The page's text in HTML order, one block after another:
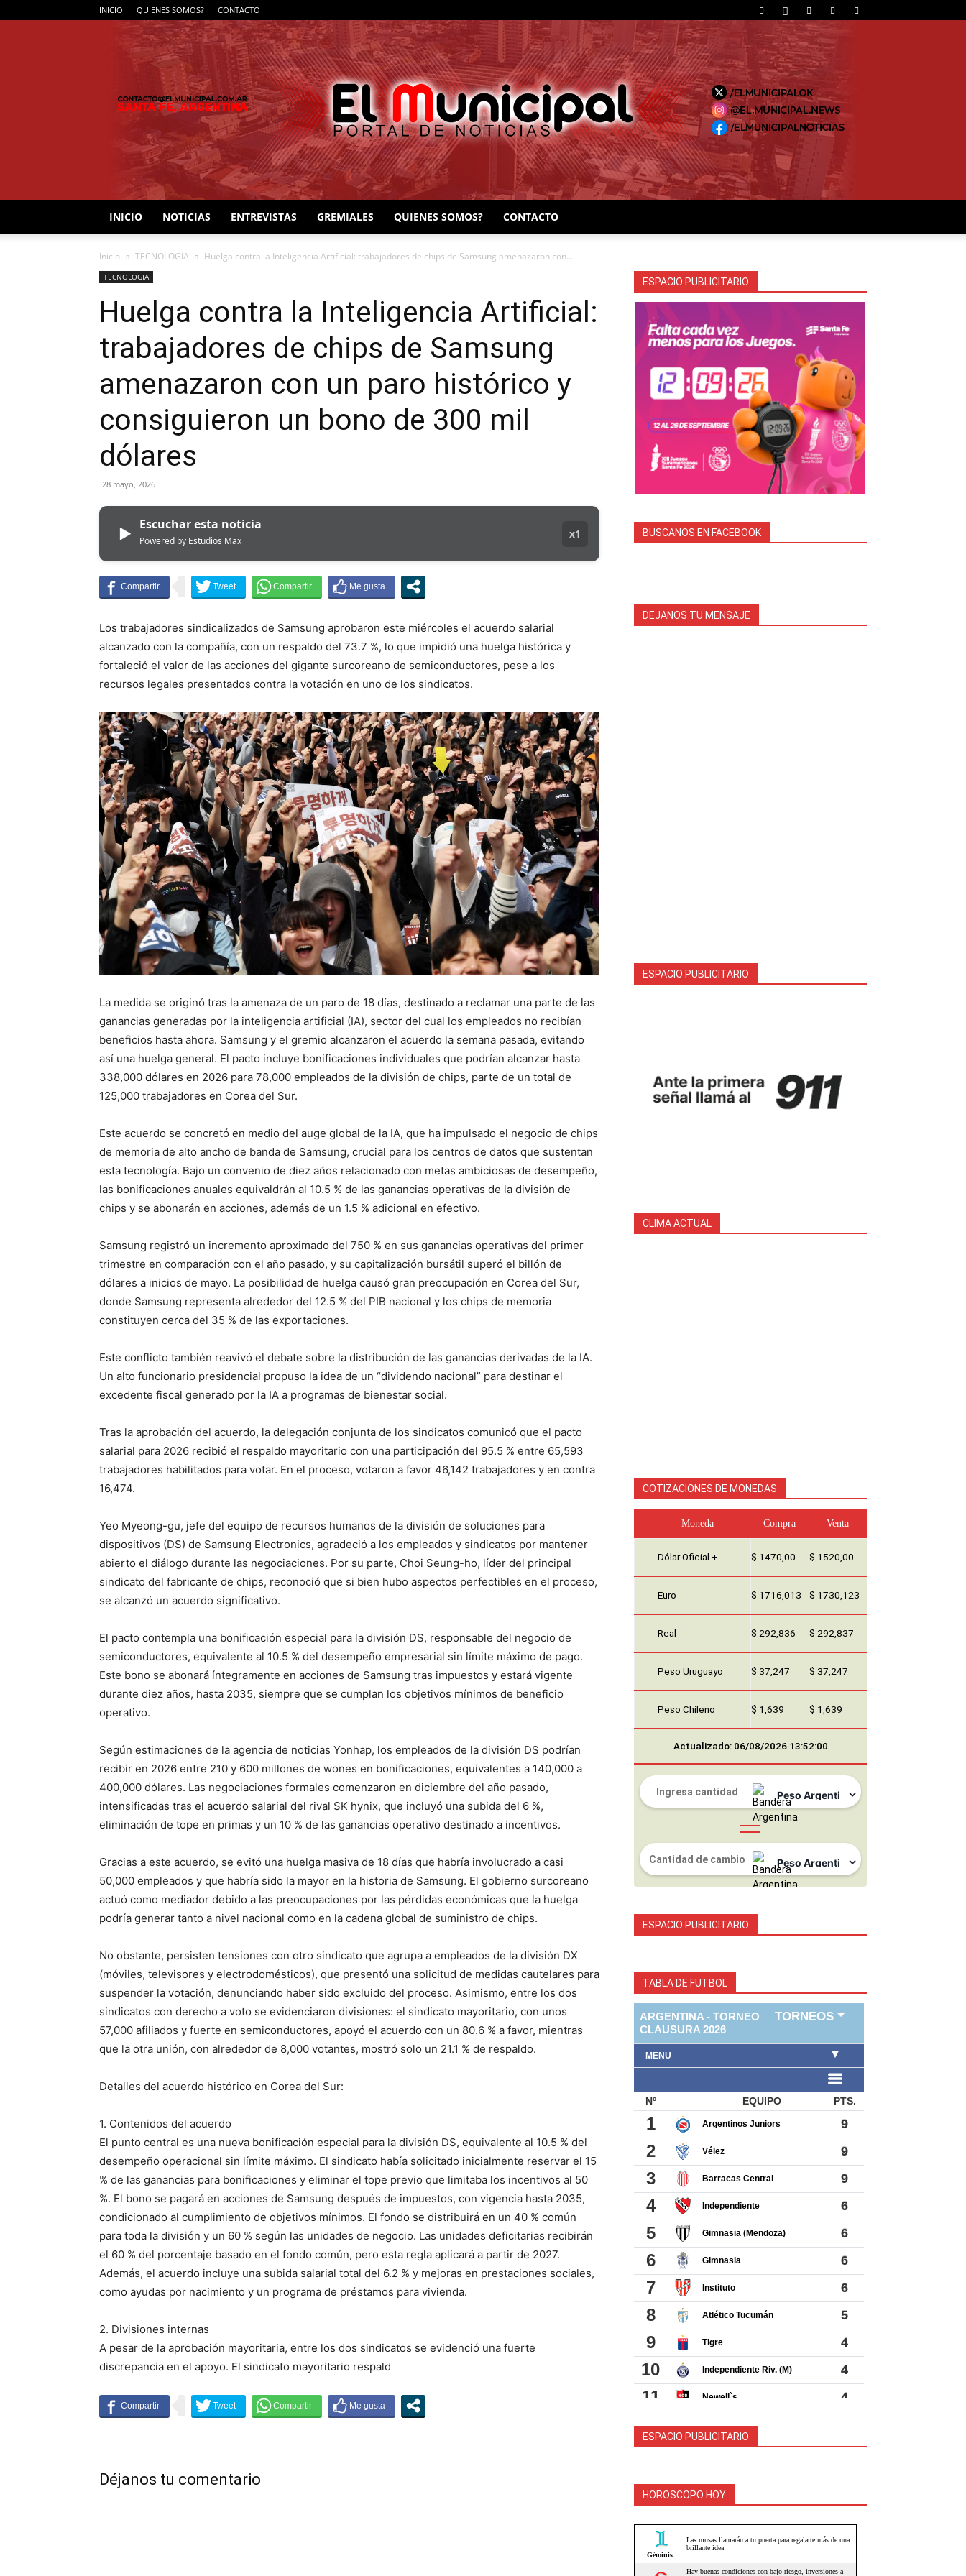
INICIO QUIENES SOMOS? CONTACTO
INICIO NOTICIAS ENTREVISTAS GREMIALES QUIENES SOMOS? CONTACTO
Inicio TECNOLOGIA Huelga contra la Inteligencia Artificial: trabajadores de chips de Samsung amenazaron con...
TECNOLOGIA
Huelga contra la Inteligencia Artificial:
trabajadores de chips de Samsung
amenazaron con un paro histórico y
consiguieron un bono de 300 mil
dólares
28 mayo, 2026
▶ Escuchar esta noticia
Powered by Estudios Max
x1
Los trabajadores sindicalizados de Samsung aprobaron este miércoles el acuerdo salarial
alcanzado con la compañía, con un respaldo del 73.7 %, lo que impidió una huelga histórica y
fortaleció el valor de las acciones del gigante surcoreano de semiconductores, pese a los
recursos legales presentados contra la votación en uno de los sindicatos.
La medida se originó tras la amenaza de un paro de 18 días, destinado a reclamar una parte de las
ganancias generadas por la inteligencia artificial (IA), sector del cual los empleados no recibían
beneficios hasta ahora. Samsung y el gremio alcanzaron el acuerdo la semana pasada, evitando
así una huelga general. El pacto incluye bonificaciones individuales que podrían alcanzar hasta
338,000 dólares en 2026 para 78,000 empleados de la división de chips, parte de un total de
125,000 trabajadores en Corea del Sur.
Este acuerdo se concretó en medio del auge global de la IA, que ha impulsado el negocio de chips
de memoria de alto ancho de banda de Samsung, crucial para los centros de datos que sustentan
esta tecnología. Bajo un convenio de diez años relacionado con metas ambiciosas de desempeño,
las bonificaciones anuales equivaldrán al 10.5 % de las ganancias operativas de la división de
chips y se abonarán en acciones, además de un 1.5 % adicional en efectivo.
Samsung registró un incremento aproximado del 750 % en sus ganancias operativas del primer
trimestre en comparación con el año pasado, y su capitalización bursátil superó el billón de
dólares a inicios de mayo. La posibilidad de huelga causó gran preocupación en Corea del Sur,
donde Samsung representa alrededor del 12.5 % del PIB nacional y los chips de memoria
constituyen cerca del 35 % de las exportaciones.
Este conflicto también reavivó el debate sobre la distribución de las ganancias derivadas de la IA.
Un alto funcionario presidencial propuso la idea de un “dividendo nacional” para destinar el
excedente fiscal generado por la IA a programas de bienestar social.
Tras la aprobación del acuerdo, la delegación conjunta de los sindicatos comunicó que el pacto
salarial para 2026 recibió el respaldo mayoritario con una participación del 95.5 % entre 65,593
trabajadores habilitados para votar. En el proceso, votaron a favor 46,142 trabajadores y en contra
16,474.
Yeo Myeong-gu, jefe del equipo de recursos humanos de la división de soluciones para
dispositivos (DS) de Samsung Electronics, agradeció a los empleados y sindicatos por mantener
abierto el diálogo durante las negociaciones. Por su parte, Choi Seung-ho, líder del principal
sindicato del fabricante de chips, reconoció que si bien hubo aspectos perfectibles en el proceso,
se alcanzó un acuerdo significativo.
El pacto contempla una bonificación especial para la división DS, responsable del negocio de
semiconductores, equivalente al 10.5 % del desempeño empresarial sin límite máximo de pago.
Este bono se abonará íntegramente en acciones de Samsung tras impuestos y estará vigente
durante diez años, hasta 2035, siempre que se cumplan los objetivos mínimos de beneficio
operativo.
Según estimaciones de la agencia de noticias Yonhap, los empleados de la división DS podrían
recibir en 2026 entre 210 y 600 millones de wones en bonificaciones, equivalentes a 140,000 a
400,000 dólares. Las negociaciones formales comenzaron en diciembre del año pasado,
intensificadas tras el acuerdo salarial del rival SK hynix, que incluyó una subida del 6 %,
eliminación de tope en primas y un 10 % de las ganancias operativo destinado a incentivos.
Gracias a este acuerdo, se evitó una huelga masiva de 18 días que habría involucrado a casi
50,000 empleados y que habría sido la mayor en la historia de Samsung. El gobierno surcoreano
actuó como mediador debido a las preocupaciones por las pérdidas económicas que la huelga
podría generar tanto a nivel nacional como en la cadena global de suministro de chips.
No obstante, persisten tensiones con otro sindicato que agrupa a empleados de la división DX
(móviles, televisores y electrodomésticos), que presentó una solicitud de medidas cautelares para
suspender la votación, denunciando haber sido excluido del proceso. Asimismo, entre los dos
sindicatos con derecho a voto se evidenciaron divisiones: el sindicato mayoritario, con unos
57,000 afiliados y fuerte en semiconductores, apoyó el acuerdo con un 80.6 % a favor, mientras
que la otra unión, con alrededor de 8,000 votantes, mostró solo un 21.1 % de respaldo.
Detalles del acuerdo histórico en Corea del Sur:
1. Contenidos del acuerdo
El punto central es una nueva bonificación especial para la división DS, equivalente al 10.5 % del
desempeño operacional sin límite máximo. El sindicato había solicitado inicialmente reservar el 15
% de las ganancias para bonificaciones y eliminar el tope previo que limitaba los incentivos al 50
%. El bono se pagará en acciones de Samsung después de impuestos, con vigencia hasta 2035,
condicionado al cumplimiento de objetivos mínimos. El fondo se distribuirá en un 40 % común
para toda la división y un 60 % según las unidades de negocio. Las unidades deficitarias recibirán
el 60 % del porcentaje basado en el fondo común, pero esta regla aplicará a partir de 2027.
Además, el acuerdo incluye una subida salarial total del 6.2 % y mejoras en prestaciones sociales,
como ayudas por nacimiento y un programa de préstamos para vivienda.
2. Divisiones internas
A pesar de la aprobación mayoritaria, entre los dos sindicatos se evidenció una fuerte
discrepancia en el apoyo. El sindicato mayoritario respald
Déjanos tu comentario
ESPACIO PUBLICITARIO
BUSCANOS EN FACEBOOK
DEJANOS TU MENSAJE
ESPACIO PUBLICITARIO
CLIMA ACTUAL
COTIZACIONES DE MONEDAS
Moneda Compra Venta
Dólar Oficial + $ 1470,00 $ 1520,00
Euro $ 1716,013 $ 1730,123
Real $ 292,836 $ 292,837
Peso Uruguayo $ 37,247 $ 37,247
Peso Chileno $ 1,639 $ 1,639
Actualizado: 06/08/2026 13:52:00
ESPACIO PUBLICITARIO
TABLA DE FUTBOL
ESPACIO PUBLICITARIO
HOROSCOPO HOY